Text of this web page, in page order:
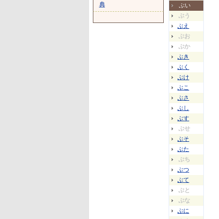
ぶい
ぶう
ぶえ
ぶお
ぶか
ぶき
ぶく
ぶけ
ぶこ
ぶさ
ぶし
ぶす
ぶせ
ぶそ
ぶた
ぶち
ぶつ
ぶて
ぶと
ぶな
ぶに
典